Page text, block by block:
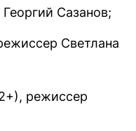
Сазанов;
Светлана
режиссер